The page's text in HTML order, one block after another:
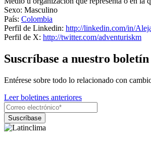
Sexo: Masculino
País: Colombia
Perfil de Linkedin: http://linkedin.com/in/
Perfil de X: http://twitter.com/adventuriskm
Suscríbase a nuestro boletín
Entérese sobre todo lo relacionado con
Leer boletines anteriores